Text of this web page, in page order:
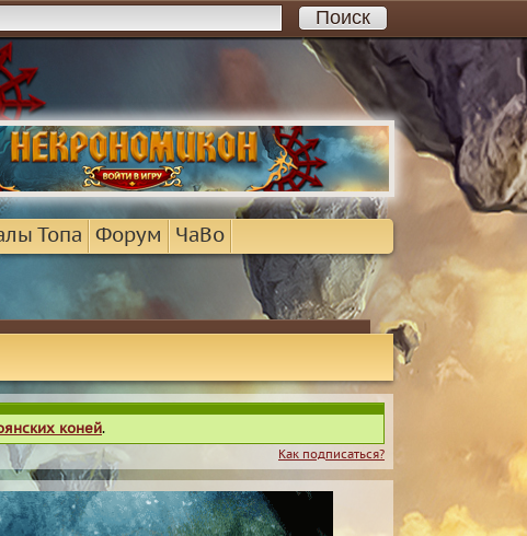
Топа Форум ЧаВо
коней.
Как подписаться?